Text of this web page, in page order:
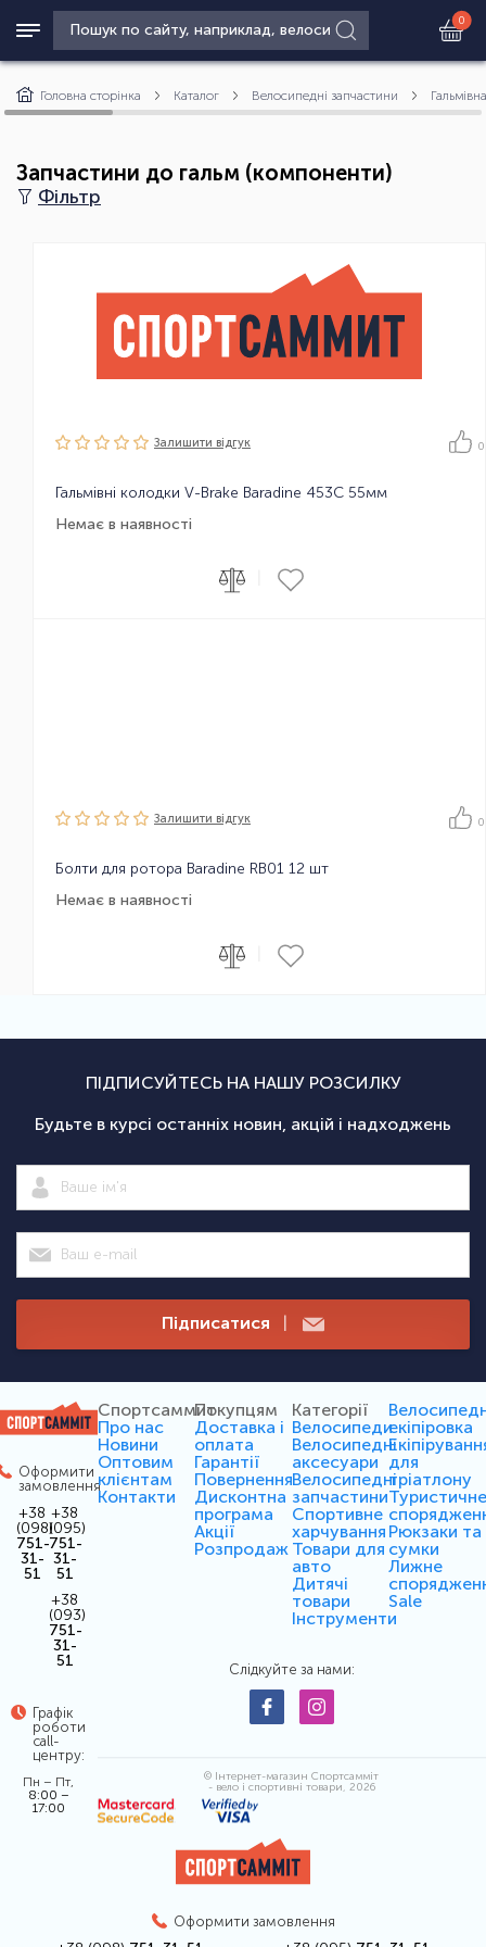
0
Головна сторінка Каталог Велосипедні запчастини
Запчастини до гальм (компоненти)
Фільтр
Залишити вiдгук 0
Гальмівні колодки V-Brake Baradine 453C 55мм
Немає в наявності
Залишити вiдгук 0
Болти для ротора Baradine RB01 12 шт
Немає в наявності
ПІДПИСУЙТЕСЬ НА НАШУ РОЗСИЛКУ
Будьте в курсі останніх новин, акцій і надходжень
Підписатися |
Оформити
замовлення
+38
(098)
751-
31-
51
+38
(095)
751-
31-
51
+38
(093)
751-
31-
51
Графік
роботи
call-
центру:
Пн – Пт,
8:00 –
17:00
Спортсаммит
Про нас
Новини
Оптовим
клієнтам
Контакти
Покупцям
Доставка і
оплата
Гарантії
Повернення
Дисконтна
програма
Акції
Розпродаж
Категорії
Велосипеди
Велосипедні
аксесуари
Велосипедні
запчастини
Спортивне
харчування
Товари для
авто
Дитячі
товари
Інструменти
екіпіровка
для
тріатлону
Рюкзаки та
сумки
Лижне
Sale
Слідкуйте за нами:
© Інтернет-магазин Спортсамміт
- вело і спортивні товари, 2026
Оформити замовлення